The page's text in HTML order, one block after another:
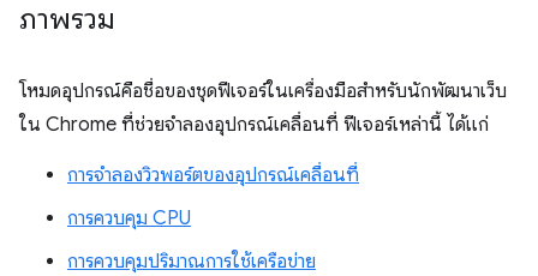
ภาพรวม
โหมดอุปกรณ์คือชื่อของชุดฟีเจอร์ในเครื่องมือสำหรับนักพัฒนาเว็บ
ใน Chrome ที่ช่วยจำลองอุปกรณ์เคลื่อนที่ ฟีเจอร์เหล่านี้ ได้แก่
การจำลองวิวพอร์ตของอุปกรณ์เคลื่อนที่
การควบคุม CPU
การควบคุมปริมาณการใช้เครือข่าย